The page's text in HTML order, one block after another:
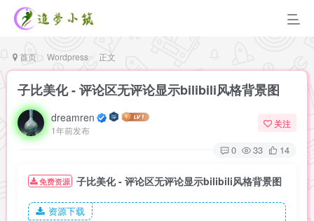
首页 Wordpress 正文
子比美化 - 评论区无评论显示bilibili风格背景图
dreamren
1年前发布
关注
0 33 14
免费资源 子比美化 - 评论区无评论显示bilibili风格背景图
资源下载